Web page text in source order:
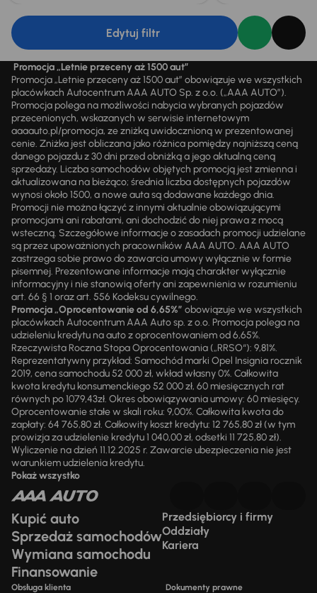
Edytuj filtr
Promocja „Letnie przeceny aż 1500 aut”
Promocja „Letnie przeceny aż 1500 aut” obowiązuje we wszystkich
placówkach Autocentrum AAA AUTO Sp. z o.o. („AAA AUTO”).
Promocja polega na możliwości nabycia wybranych pojazdów
przecenionych, wskazanych w serwisie internetowym
aaaauto.pl/promocja, ze zniżką uwidocznioną w prezentowanej
cenie. Zniżka jest obliczana jako różnica pomiędzy najniższą ceną
danego pojazdu z 30 dni przed obniżką a jego aktualną ceną
sprzedaży. Liczba samochodów objętych promocją jest zmienna i
aktualizowana na bieżąco; średnia liczba dostępnych pojazdów
wynosi około 1500, a nowe auta są dodawane każdego dnia.
Promocji nie można łączyć z innymi aktualnie obowiązującymi
promocjami ani rabatami, ani dochodzić do niej prawa z mocą
wsteczną. Szczegółowe informacje o zasadach promocji udzielane
są przez upoważnionych pracowników AAA AUTO. AAA AUTO
zastrzega sobie prawo do zawarcia umowy wyłącznie w formie
pisemnej. Prezentowane informacje mają charakter wyłącznie
informacyjny i nie stanowią oferty ani zapewnienia w rozumieniu
art. 66 § 1 oraz art. 556 Kodeksu cywilnego.
Promocja „Oprocentowanie od 6,65%” obowiązuje we wszystkich
placówkach Autocentrum AAA Auto sp. z o.o. Promocja polega na
udzieleniu kredytu na auto z oprocentowaniem od 6,65%.
Rzeczywista Roczna Stopa Oprocentowania („RRSO“): 9,81%.
Reprezentatywny przykład: Samochód marki Opel Insignia rocznik
2019, cena samochodu 52 000 zł, wkład własny 0%. Całkowita
kwota kredytu konsumenckiego 52 000 zł, 60 miesięcznych rat
równych po 1079,43zł. Okres obowiązywania umowy: 60 miesięcy.
Oprocentowanie stałe w skali roku: 9,00%. Całkowita kwota do
zapłaty: 64 765,80 zł. Całkowity koszt kredytu: 12 765,80 zł (w tym
prowizja za udzielenie kredytu 1 040,00 zł, odsetki 11 725,80 zł).
Wyliczenie na dzień 11.12.2025 r. Zawarcie ubezpieczenia nie jest
warunkiem udzielenia kredytu.
Pokaż wszystko
Kupić auto
Sprzedaż samochodów
Wymiana samochodu
Finansowanie
Przedsiębiorcy i firmy
Oddziały
Kariera
Obsługa klienta Dokumenty prawne